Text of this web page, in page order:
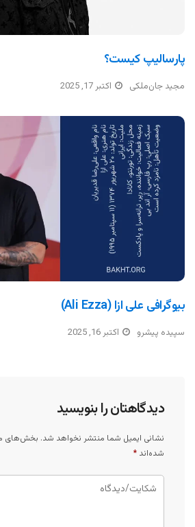
پارسالیپ کیست؟
مجید جان‌ملکی اکتبر 17, 2025
بیوگرافی علی ازا (Ali Ezza)
سپیده پیشرو اکتبر 16, 2025
دیدگاهتان را بنویسید
نشانی ایمیل شما منتشر نخواهد شد. بخش‌های
شده‌اند *